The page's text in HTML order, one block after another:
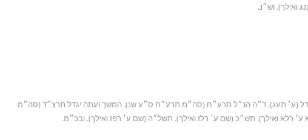
(ע׳ תעג). ד״ה הנ״ל תרע״ח (סה״מ תרע״ח ס״ע שנ). המשך ועתה יגדל תרצ״ד (סה״מ
רלא ואילך). תש״כ (שם ע׳ רלז ואילך). תשל״ה (שם ע׳ רפז ואילך). ובכ״מ.